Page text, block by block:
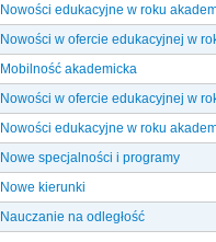
Nowości edukacyjne w roku
Nowości w ofercie edukacyjnej w
Mobilność akademicka
Nowości w ofercie edukacyjnej w
Nowości edukacyjne w roku
Nowe specjalności i programy
Nowe kierunki
Nauczanie na odległość